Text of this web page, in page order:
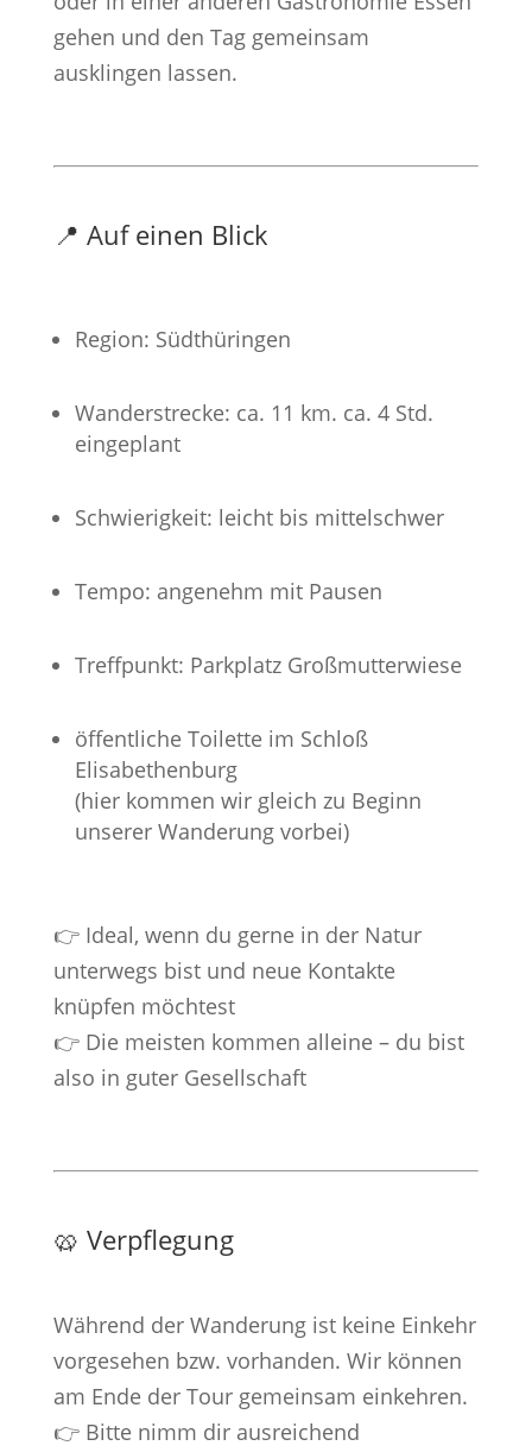
gehen und den Tag gemeinsam
ausklingen lassen.
📍 Auf einen Blick
Region: Südthüringen
Wanderstrecke: ca. 11 km. ca. 4 Std.
eingeplant
Schwierigkeit: leicht bis mittelschwer
Tempo: angenehm mit Pausen
Treffpunkt: Parkplatz Großmutterwiese
öffentliche Toilette im Schloß
Elisabethenburg
(hier kommen wir gleich zu Beginn
unserer Wanderung vorbei)
👉 Ideal, wenn du gerne in der Natur
unterwegs bist und neue Kontakte
knüpfen möchtest
👉 Die meisten kommen alleine – du bist
also in guter Gesellschaft
🥨 Verpflegung
Während der Wanderung ist keine Einkehr
vorgesehen bzw. vorhanden. Wir können
am Ende der Tour gemeinsam einkehren.
👉 Bitte nimm dir ausreichend